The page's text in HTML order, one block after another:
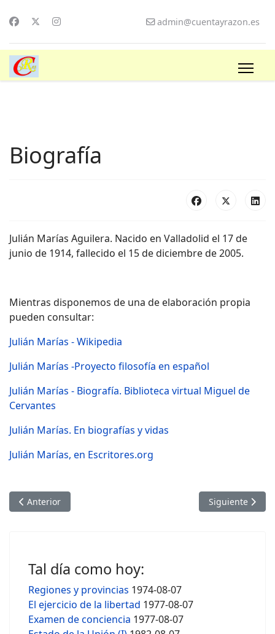
admin@cuentayrazon.es
Biografía
Julián Marías Aguilera. Nacido en Valladolid el 17 de
junio de 1914, fallecido el 15 de diciembre de 2005.
Mientras disponemos de una de elaboración propia
pueden consultar:
Julián Marías - Wikipedia
Julián Marías -Proyecto filosofía en español
Julián Marías - Biografía. Biblioteca virtual Miguel de
Cervantes
Julián Marías. En biografías y vidas
Julián Marías, en Escritores.org
Artículo anterior: Julián Marías Aguilera - Proyecto filosofía
Anterior Artículo
Siguiente
Tal día como hoy:
Regiones y provincias 1974-08-07
El ejercicio de la libertad 1977-08-07
Examen de conciencia 1977-08-07